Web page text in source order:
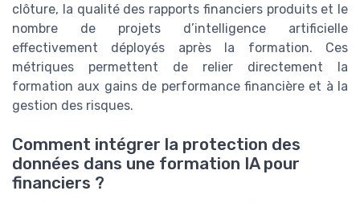
clôture, la qualité des rapports financiers produits et le
nombre de projets d’intelligence artificielle
effectivement déployés après la formation. Ces
métriques permettent de relier directement la
formation aux gains de performance financière et à la
gestion des risques.
Comment intégrer la protection des
données dans une formation IA pour
financiers ?